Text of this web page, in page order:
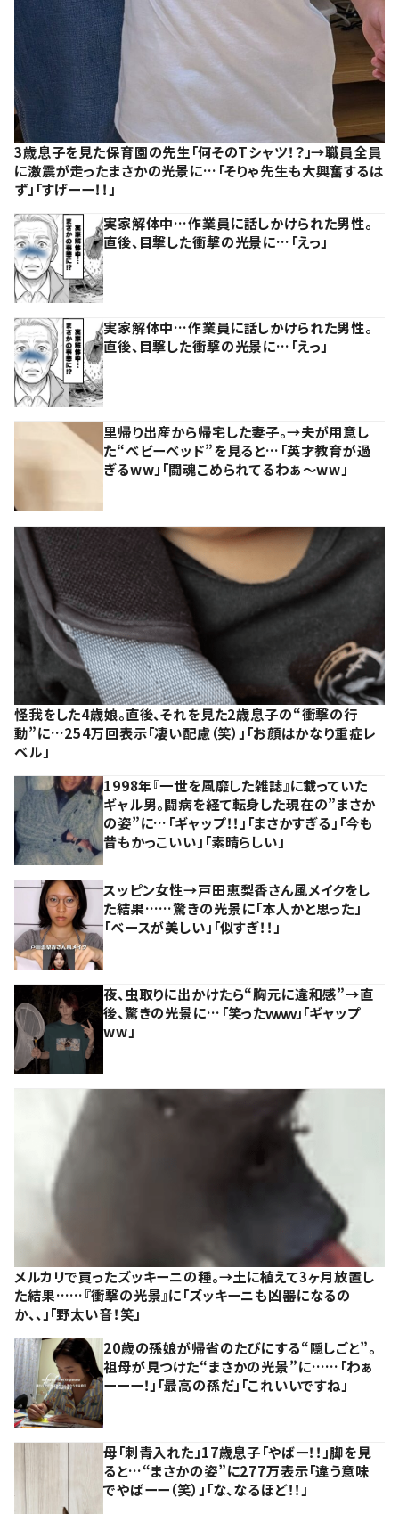
3歳息子を見た保育園の先生「何そのTシャツ！？」→職員全員
に激震が走ったまさかの光景に…「そりゃ先生も大興奮するは
ず」「すげーー！！」
実家解体中…作業員に話しかけられた男性。
直後、目撃した衝撃の光景に…「えっ」
実家解体中…作業員に話しかけられた男性。
直後、目撃した衝撃の光景に…「えっ」
里帰り出産から帰宅した妻子。→夫が用意し
た“ベビーベッド”を見ると…「英才教育が過
ぎるww」「闘魂こめられてるわぁ～ww」
怪我をした4歳娘。直後、それを見た2歳息子の“衝撃の行
動”に…254万回表示「凄い配慮（笑）」「お顔はかなり重症レ
ベル」
1998年『一世を風靡した雑誌』に載っていた
ギャル男。闘病を経て転身した現在の”まさか
の姿”に…「ギャップ！！」「まさかすぎる」「今も
昔もかっこいい」「素晴らしい」
スッピン女性→戸田恵梨香さん風メイクをし
た結果……驚きの光景に「本人かと思った」
「ベースが美しい」「似すぎ！！」
夜、虫取りに出かけたら“胸元に違和感”→直
後、驚きの光景に…「笑ったｗｗｗ」「ギャップ
ww」
メルカリで買ったズッキーニの種。→土に植えて3ヶ月放置し
た結果……『衝撃の光景』に「ズッキーニも凶器になるの
か、、」「野太い音！笑」
20歳の孫娘が帰省のたびにする“隠しごと”。
祖母が見つけた“まさかの光景”に……「わぁ
ーーー！」「最高の孫だ」「これいいですね」
母「刺青入れた」17歳息子「やばー！！」脚を見
ると…“まさかの姿”に277万表示「違う意味
でやばーー（笑）」「な、なるほど！！」